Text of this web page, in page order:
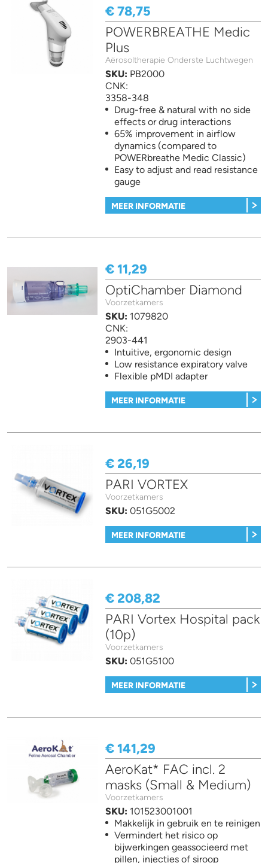
€ 78,75
POWERBREATHE Medic
Plus
Aërosoltherapie Onderste Luchtwegen
SKU: PB2000
CNK:
3358-348
Drug-free & natural with no side
effects or drug interactions
65% improvement in airflow
dynamics (compared to
POWERbreathe Medic Classic)
Easy to adjust and read resistance
gauge
MEER INFORMATIE
€ 11,29
OptiChamber Diamond
Voorzetkamers
SKU: 1079820
CNK:
2903-441
Intuitive, ergonomic design
Low resistance expiratory valve
Flexible pMDI adapter
MEER INFORMATIE
€ 26,19
PARI VORTEX
Voorzetkamers
SKU:051G5002
MEER INFORMATIE
€ 208,82
PARI Vortex Hospital pack
(10p)
Voorzetkamers
SKU:051G5100
MEER INFORMATIE
€ 141,29
AeroKat* FAC incl. 2
masks (Small & Medium)
Voorzetkamers
SKU: 101523001001
Makkelijk in gebruik en te reinigen
Vermindert het risico op
bijwerkingen geassocieerd met
pillen, injecties of siroop